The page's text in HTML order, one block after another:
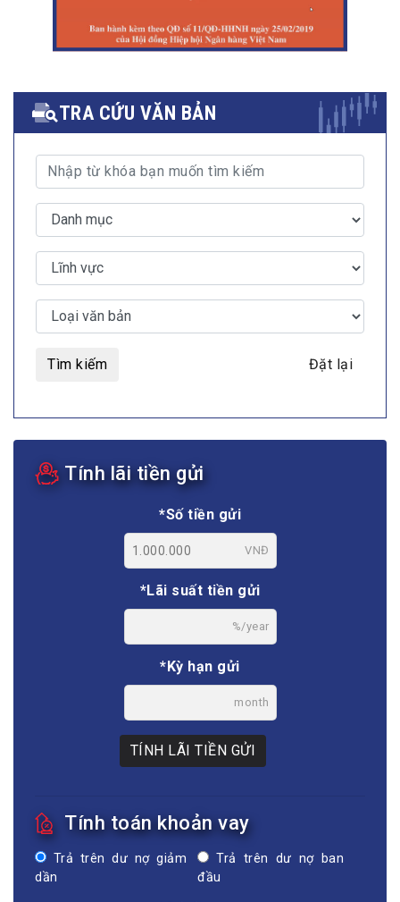
TRA CỨU VĂN BẢN
Tìm kiếm Đặt lại
Tính lãi tiền gửi
*Số tiền gửi
VNĐ
*Lãi suất tiền gửi
%/year
*Kỳ hạn gửi
month
TÍNH LÃI TIỀN GỬI
Tính toán khoản vay
Trả trên dư nợ giảm
dần
Trả trên dư nợ ban
đầu